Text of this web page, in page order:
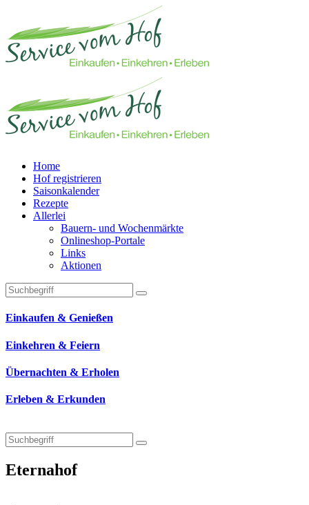
Home
Hof registrieren
Saisonkalender
Rezepte
Allerlei
Bauern- und Wochenmärkte
Onlineshop-Portale
Links
Aktionen
Technisches Feld: Suchfeld
Technisches Feld: Suchbutton
Suche absenden
Einkaufen & Genießen
Einkehren & Feiern
Übernachten & Erholen
Erleben & Erkunden
Eternahof